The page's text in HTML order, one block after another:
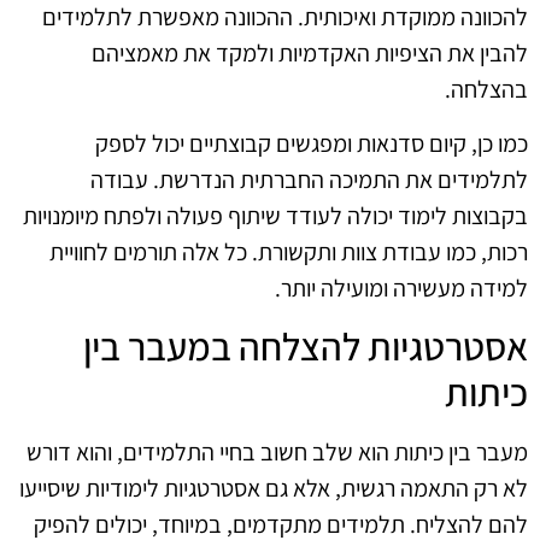
להכוונה ממוקדת ואיכותית. ההכוונה מאפשרת לתלמידים
להבין את הציפיות האקדמיות ולמקד את מאמציהם
בהצלחה.
כמו כן, קיום סדנאות ומפגשים קבוצתיים יכול לספק
לתלמידים את התמיכה החברתית הנדרשת. עבודה
בקבוצות לימוד יכולה לעודד שיתוף פעולה ולפתח מיומנויות
רכות, כמו עבודת צוות ותקשורת. כל אלה תורמים לחוויית
למידה מעשירה ומועילה יותר.
אסטרטגיות להצלחה במעבר בין
כיתות
מעבר בין כיתות הוא שלב חשוב בחיי התלמידים, והוא דורש
לא רק התאמה רגשית, אלא גם אסטרטגיות לימודיות שיסייעו
להם להצליח. תלמידים מתקדמים, במיוחד, יכולים להפיק